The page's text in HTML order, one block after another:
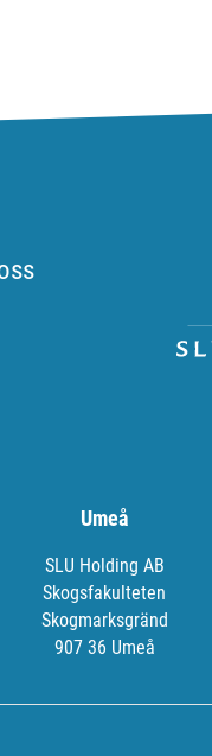
Umeå
SLU Holding AB
Skogsfakulteten
Skogmarksgränd
907 36 Umeå